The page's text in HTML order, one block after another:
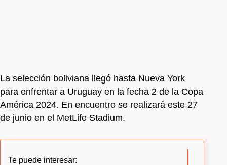
La selección boliviana llegó hasta Nueva York
para enfrentar a Uruguay en la fecha 2 de la Copa
América 2024. En encuentro se realizará este 27
de junio en el MetLife Stadium.
Te puede interesar: